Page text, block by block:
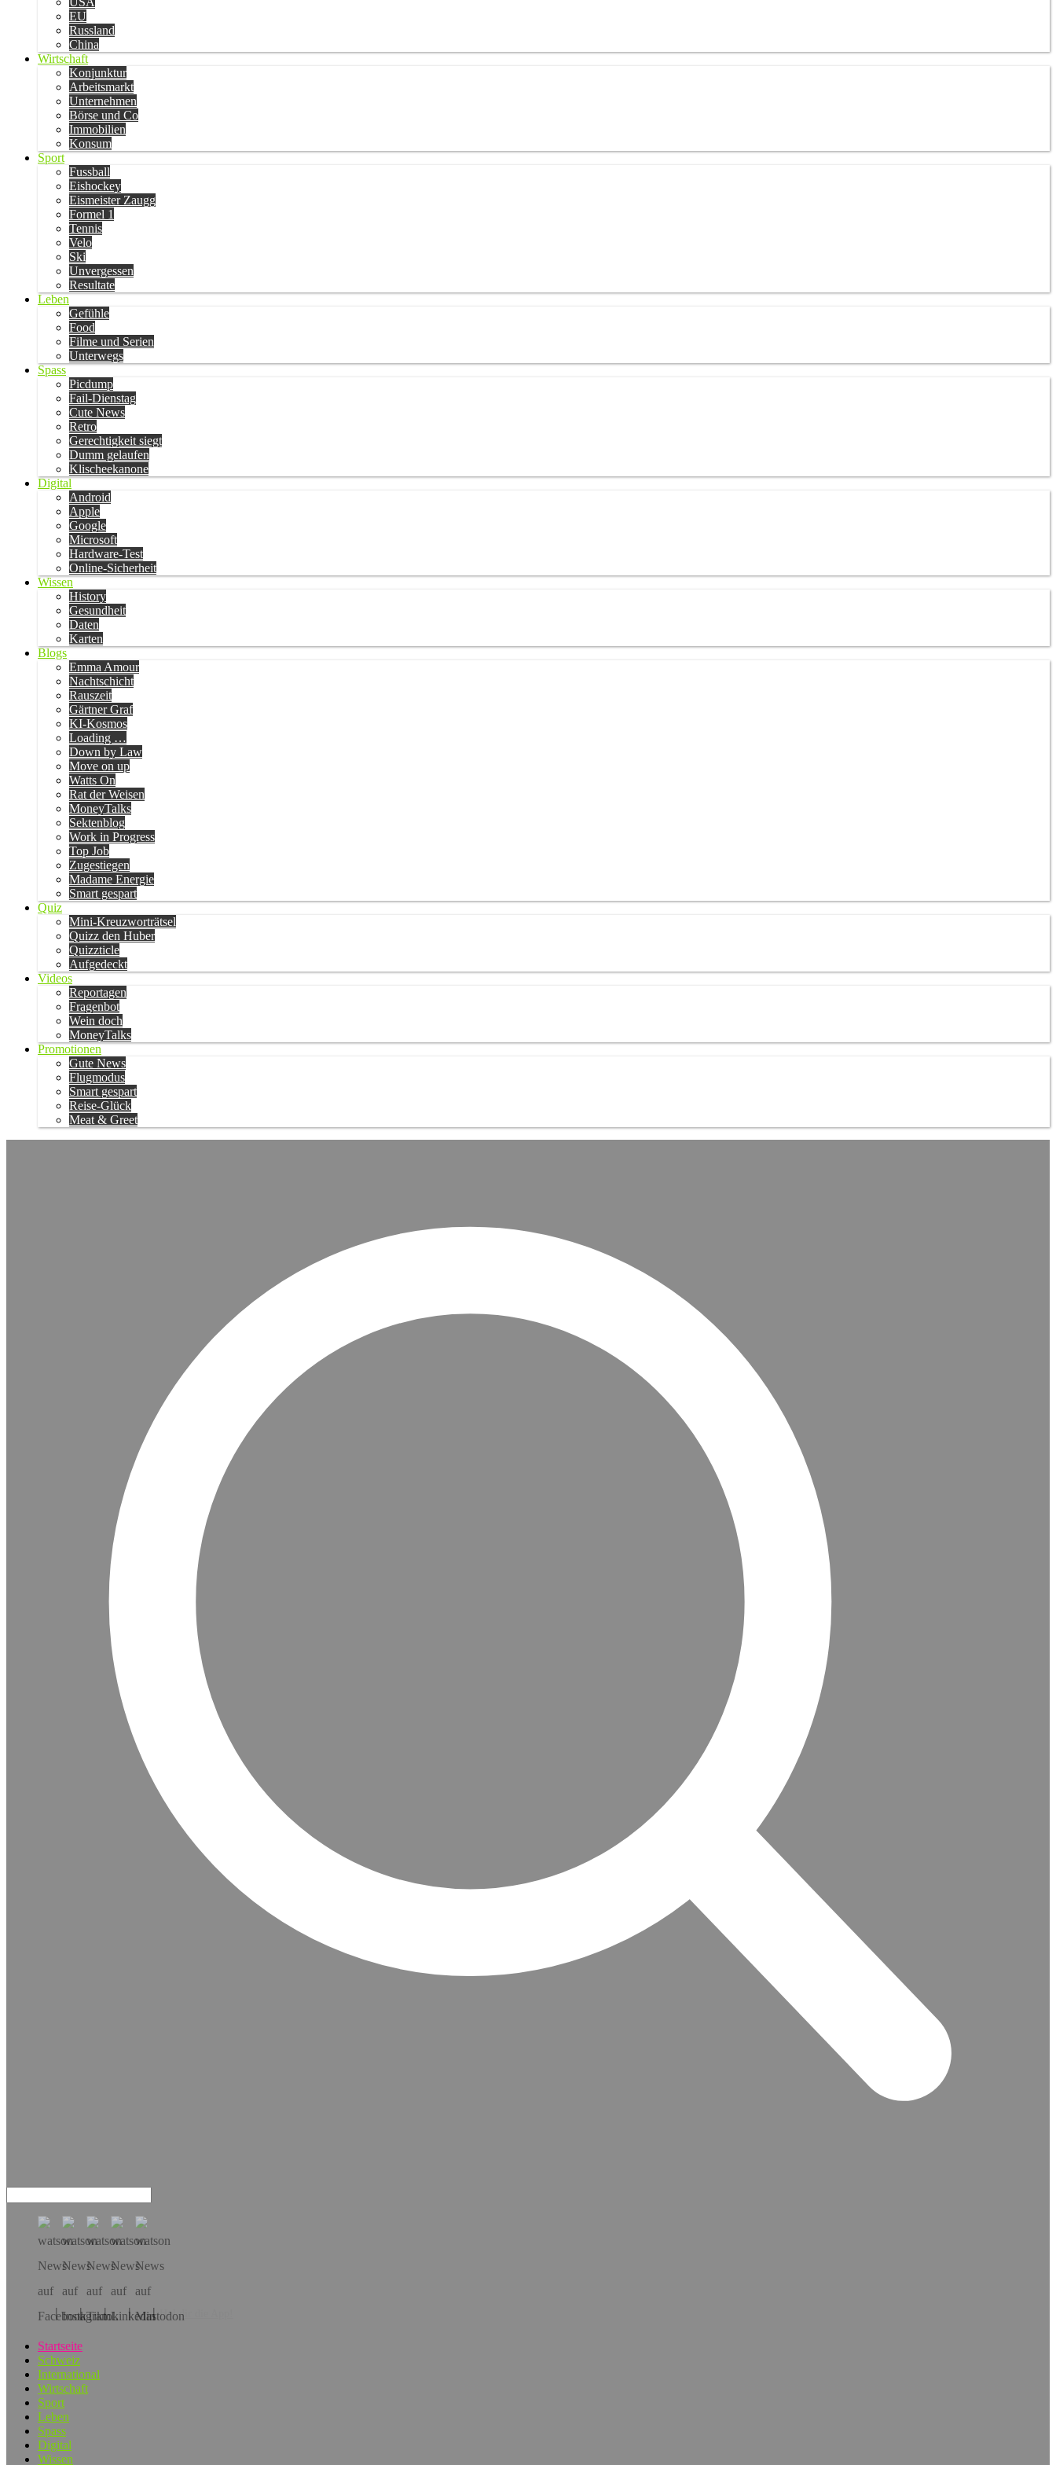
EU
Russland
China
Wirtschaft
Konjunktur
Arbeitsmarkt
Unternehmen
Börse und Co
Immobilien
Konsum
Sport
Fussball
Eishockey
Eismeister Zaugg
Formel 1
Tennis
Velo
Ski
Unvergessen
Resultate
Leben
Gefühle
Food
Filme und Serien
Unterwegs
Spass
Picdump
Fail-Dienstag
Cute News
Retro
Gerechtigkeit siegt
Dumm gelaufen
Klischeekanone
Digital
Android
Apple
Google
Microsoft
Hardware-Test
Online-Sicherheit
Wissen
History
Gesundheit
Daten
Karten
Blogs
Emma Amour
Nachtschicht
Rauszeit
Gärtner Graf
KI-Kosmos
Loading …
Down by Law
Move on up
Watts On
Rat der Weisen
MoneyTalks
Sektenblog
Work in Progress
Top Job
Zugestiegen
Madame Energie
Smart gespart
Quiz
Mini-Kreuzworträtsel
Quizz den Huber
Quizzticle
Aufgedeckt
Videos
Reportagen
Fragenbot
Wein doch
MoneyTalks
Promotionen
Gute News
Flugmodus
Smart gespart
Reise-Glück
Meat & Greet
Hol dir die App!
Startseite
Schweiz
International
Wirtschaft
Sport
Leben
Spass
Digital
Wissen